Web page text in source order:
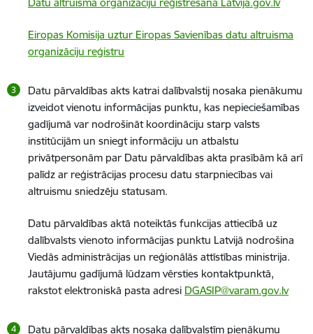
Eiropas Komisija uztur Eiropas Savienības datu altruisma
organizāciju reģistru
Datu pārvaldības akts katrai dalībvalstij nosaka pienākumu
izveidot vienotu informācijas punktu, kas nepieciešamības
gadījumā var nodrošināt koordināciju starp valsts
institūcijām un sniegt informāciju un atbalstu
privātpersonām par Datu pārvaldības akta prasībām kā arī
palīdz ar reģistrācijas procesu datu starpniecības vai
altruismu sniedzēju statusam.
Datu pārvaldības aktā noteiktās funkcijas attiecībā uz
dalībvalsts vienoto informācijas punktu Latvijā nodrošina
Viedās administrācijas un reģionālās attīstības ministrija.
Jautājumu gadījumā lūdzam vērsties kontaktpunktā,
rakstot elektroniskā pasta adresi DGASIP@varam.gov.lv
Datu pārvaldības akts nosaka dalībvalstīm pienākumu